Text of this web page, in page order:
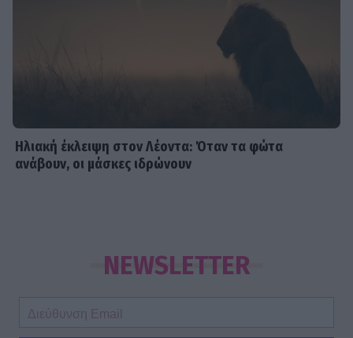
Ηλιακή έκλειψη στον Λέοντα: Όταν τα φώτα
ανάβουν, οι μάσκες ιδρώνουν
NEWSLETTER